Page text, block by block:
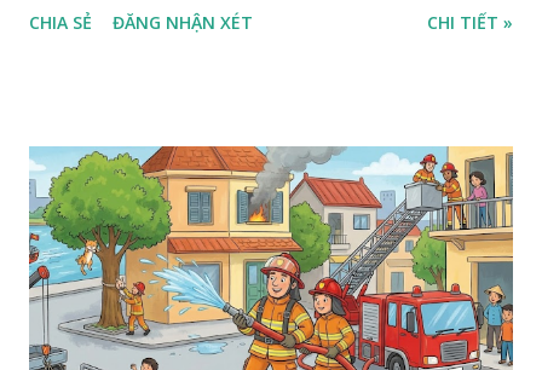
CHIA SẺ ĐĂNG NHẬN XÉT CHI TIẾT »